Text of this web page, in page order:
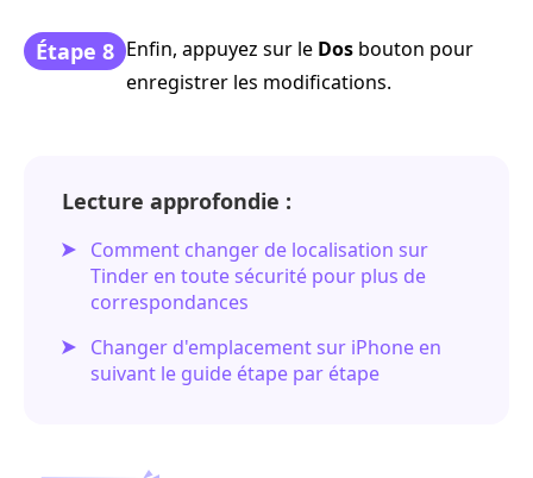
Étape 8 Enfin, appuyez sur le Dos bouton pour
enregistrer les modifications.
Lecture approfondie :
Comment changer de localisation sur
Tinder en toute sécurité pour plus de
correspondances
Changer d'emplacement sur iPhone en
suivant le guide étape par étape